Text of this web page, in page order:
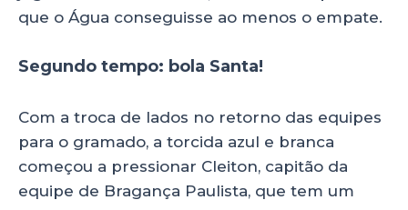
que o Água conseguisse ao menos o empate.
Segundo tempo: bola Santa!
Com a troca de lados no retorno das equipes
para o gramado, a torcida azul e branca
começou a pressionar Cleiton, capitão da
equipe de Bragança Paulista, que tem um